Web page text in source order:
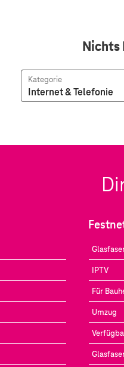
Nichts
Internet & Telefonie
Kategorie
IPTV
Für
Umzug